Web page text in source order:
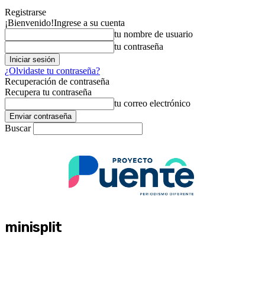
Registrarse
¡Bienvenido!Ingrese a su cuenta
tu nombre de usuario
tu contraseña
¿Olvidaste tu contraseña?
Recuperación de contraseña
Recupera tu contraseña
tu correo electrónico
Buscar
minisplit